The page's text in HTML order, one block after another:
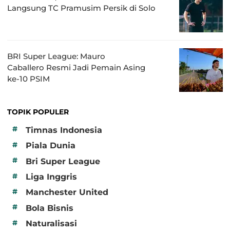
Langsung TC Pramusim Persik di Solo
BRI Super League: Mauro
Caballero Resmi Jadi Pemain Asing
ke-10 PSIM
TOPIK POPULER
#
Timnas Indonesia
# Piala Dunia
# Bri Super League
# Liga Inggris
# Manchester United
# Bola Bisnis
# Naturalisasi